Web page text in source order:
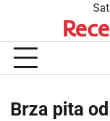
content
Brza pita